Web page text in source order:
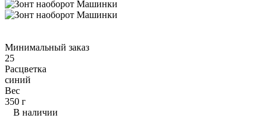
Минимальный заказ
25
Расцветка
синий
Вес
350 г
В наличии